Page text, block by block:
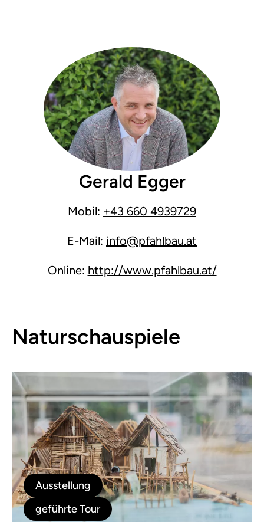
Gerald Egger
Mobil: +43 660 4939729
E-Mail: info@pfahlbau.at
Online: http://www.pfahlbau.at/
Naturschauspiele
Ausstellung
geführte Tour